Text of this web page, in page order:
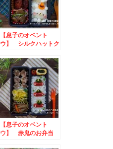
【息子のオベント
ウ】 シルクハットク
【息子のオベント
ウ】 赤鬼のお弁当